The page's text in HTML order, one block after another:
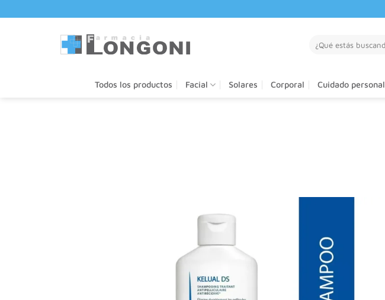
al
por:
Todos los productos Facial Solares Corporal Cuidado personal